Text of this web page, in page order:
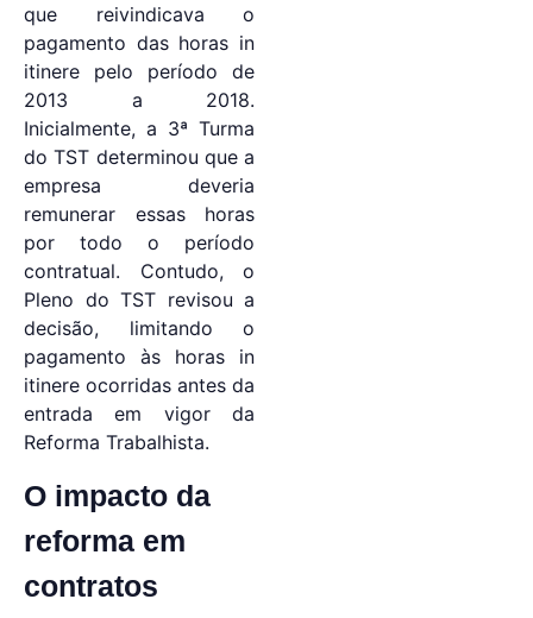
que reivindicava o
pagamento das horas in
itinere pelo período de
2013 a 2018.
Inicialmente, a 3ª Turma
do TST determinou que a
empresa deveria
remunerar essas horas
por todo o período
contratual. Contudo, o
Pleno do TST revisou a
decisão, limitando o
pagamento às horas in
itinere ocorridas antes da
entrada em vigor da
Reforma Trabalhista.
O impacto da
reforma em
contratos